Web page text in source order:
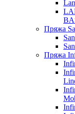
Пряжа
Пряжа